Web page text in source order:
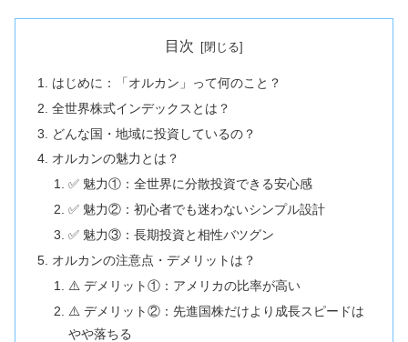
目次
はじめに：「オルカン」って何のこと？
全世界株式インデックスとは？
どんな国・地域に投資しているの？
オルカンの魅力とは？
✅ 魅力①：全世界に分散投資できる安心感
✅ 魅力②：初心者でも迷わないシンプル設計
✅ 魅力③：長期投資と相性バツグン
オルカンの注意点・デメリットは？
⚠️ デメリット①：アメリカの比率が高い
⚠️ デメリット②：先進国株だけより成長スピードは
やや落ちる